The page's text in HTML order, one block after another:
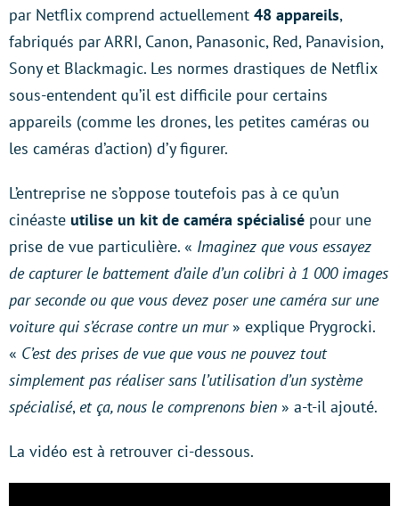
par Netflix comprend actuellement 48 appareils,
fabriqués par ARRI, Canon, Panasonic, Red, Panavision,
Sony et Blackmagic. Les normes drastiques de Netflix
sous-entendent qu’il est difficile pour certains
appareils (comme les drones, les petites caméras ou
les caméras d’action) d’y figurer.
L’entreprise ne s’oppose toutefois pas à ce qu’un
cinéaste utilise un kit de caméra spécialisé pour une
prise de vue particulière. « Imaginez que vous essayez
de capturer le battement d’aile d’un colibri à 1 000 images
par seconde ou que vous devez poser une caméra sur une
voiture qui s’écrase contre un mur» explique Prygrocki.
« C’est des prises de vue que vous ne pouvez tout
simplement pas réaliser sans l’utilisation d’un système
spécialisé, et ça, nous le comprenons bien » a-t-il ajouté.
La vidéo est à retrouver ci-dessous.